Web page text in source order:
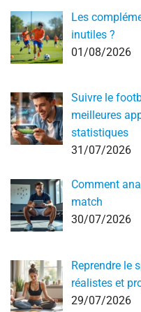
Les
inutiles ?
01/08/2026
Suivre le
meilleures
statistiques
31/07/2026
Comment
match
30/07/2026
Reprendre le
réalistes et
29/07/2026